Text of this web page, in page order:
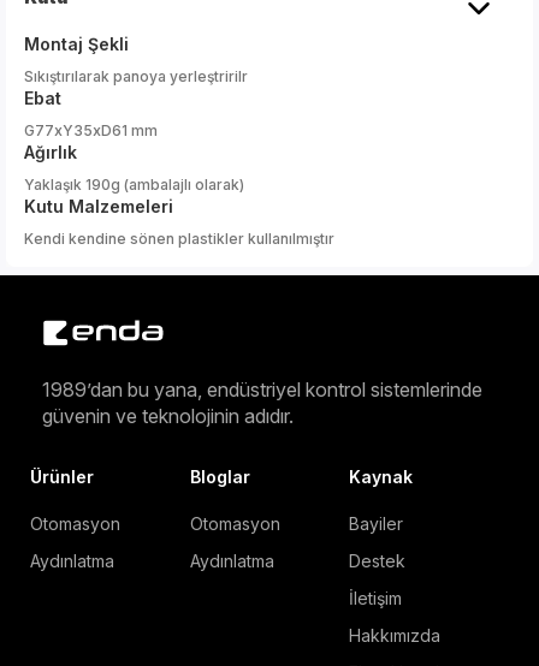
Montaj Şekli
Sıkıştırılarak panoya yerleştririlr
Ebat
G77xY35xD61 mm
Ağırlık
Yaklaşık 190g (ambalajlı olarak)
Kutu Malzemeleri
Kendi kendine sönen plastikler kullanılmıştır
1989’dan bu yana, endüstriyel kontrol sistemlerinde
güvenin ve teknolojinin adıdır.
Ürünler
Otomasyon
Aydınlatma
Bloglar
Otomasyon
Aydınlatma
Kaynak
Bayiler
Destek
İletişim
Hakkımızda